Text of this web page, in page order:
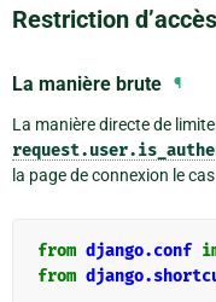
Restriction
La manière brute ¶
La manière directe de
la page de connexion le
from django.conf
from